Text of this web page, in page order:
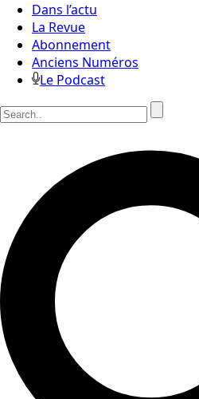
Dans l’actu
La Revue
Abonnement
Anciens Numéros
Le Podcast